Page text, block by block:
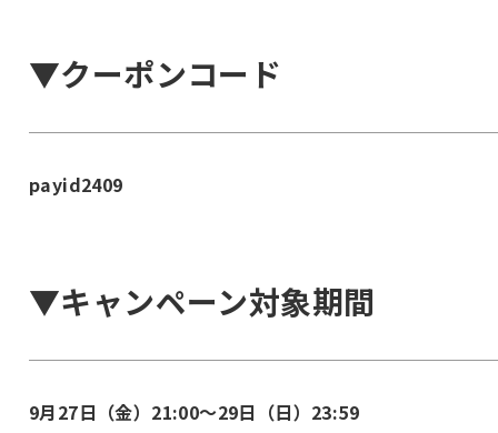
▼クーポンコード
payid2409
▼キャンペーン対象期間
9月27日（金）21:00〜29日（日）23:59